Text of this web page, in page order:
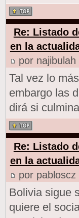
Re: Listado
en la
por
Tal vez lo
embargo las
dirá si
Re: Listado
en la
por
Bolivia sigue
quiere el